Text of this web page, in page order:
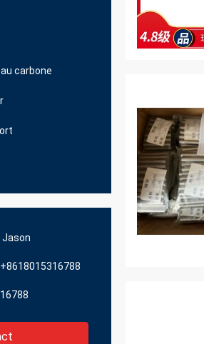
carbone
Jason
+8618015316788